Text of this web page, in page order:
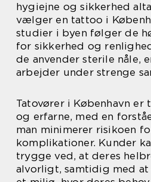
hygiejne og sikkerhed
vælger en tattoo i
studier i byen følger de
for sikkerhed og
de anvender sterile nåle,
arbejder under strenge
Tatovører i København
og erfarne, med en
man minimerer risikoen
komplikationer. Kunder
trygge ved, at deres
alvorligt, samtidig med